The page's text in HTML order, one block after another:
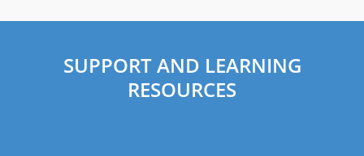
SUPPORT AND LEARNING
RESOURCES